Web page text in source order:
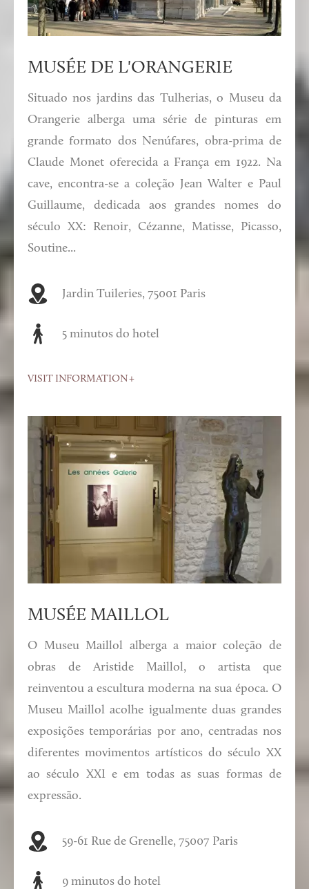
MUSÉE DE L'ORANGERIE
Situado nos jardins das Tulherias, o Museu da
Orangerie alberga uma série de pinturas em
grande formato dos Nenúfares, obra-prima de
Claude Monet oferecida a França em 1922. Na
cave, encontra-se a coleção Jean Walter e Paul
Guillaume, dedicada aos grandes nomes do
século XX: Renoir, Cézanne, Matisse, Picasso,
Soutine...
Jardin Tuileries, 75001 Paris
5 minutos do hotel
VISIT INFORMATION
MUSÉE MAILLOL
O Museu Maillol alberga a maior coleção de
obras de Aristide Maillol, o artista que
reinventou a escultura moderna na sua época. O
Museu Maillol acolhe igualmente duas grandes
exposições temporárias por ano, centradas nos
diferentes movimentos artísticos do século XX
ao século XXI e em todas as suas formas de
expressão.
59-61 Rue de Grenelle, 75007 Paris
9 minutos do hotel